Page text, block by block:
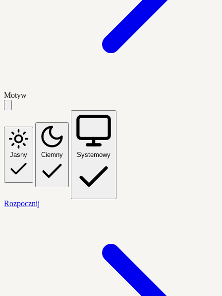
Motyw
Jasny Ciemny Systemowy
Rozpocznij